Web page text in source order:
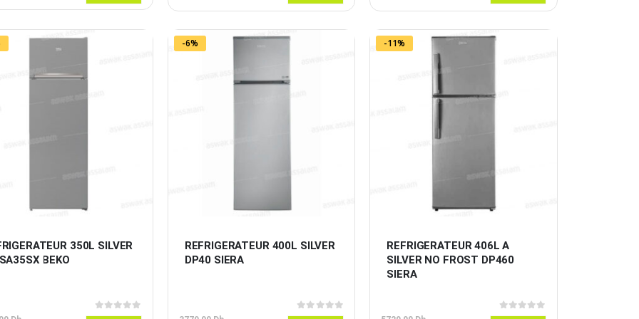
initial
était :
3599,00 Dh.
actuel
est :
3199,00 Dh.
initial
était :
7599,00 Dh.
actuel
est :
6599,00 Dh.
350L SILVER
BEKO
0sur 5
-6%
REFRIGERATEUR 400L SILVER
DP40 SIERA
0sur 5
-11%
REFRIGERATEUR 406L A
SILVER NO FROST DP460
SIERA
0sur 5